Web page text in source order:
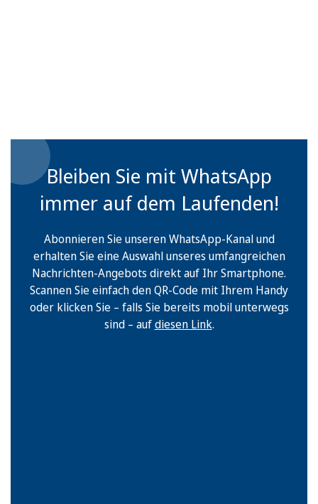
Bleiben Sie mit WhatsApp
immer auf dem Laufenden!
Abonnieren Sie unseren WhatsApp-Kanal und
erhalten Sie eine Auswahl unseres umfangreichen
Nachrichten-Angebots direkt auf Ihr Smartphone.
Scannen Sie einfach den QR-Code mit Ihrem Handy
oder klicken Sie – falls Sie bereits mobil unterwegs
sind – aufdiesen Link.